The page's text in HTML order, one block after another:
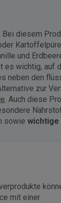
. Bei diesem
und
es wichtig,
den
zur
. Auch diese
sowie wichtige
mit einer